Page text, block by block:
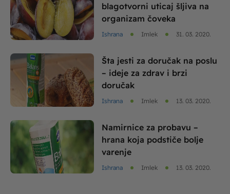
Ishrana Imlek 31. 03. 2020.
blagotvorni uticaj šljiva na
organizam čoveka
Ishrana Imlek 13. 03. 2020.
Šta jesti za doručak na poslu
– ideje za zdrav i brzi
doručak
Ishrana Imlek 13. 03. 2020.
Namirnice za probavu –
hrana koja podstiče bolje
varenje